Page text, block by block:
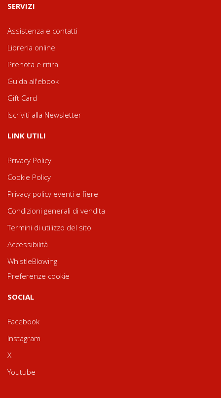
SERVIZI
Assistenza e contatti
Libreria online
Prenota e ritira
Guida all'ebook
Gift Card
Iscriviti alla Newsletter
LINK UTILI
Privacy Policy
Cookie Policy
Privacy policy eventi e fiere
Condizioni generali di vendita
Termini di utilizzo del sito
Accessibilità
WhistleBlowing
Preferenze cookie
SOCIAL
Facebook
Instagram
X
Youtube